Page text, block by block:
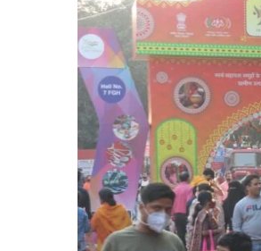
यात्रा का भव्य
को
दिल्ली
कांग्रेस
का
नमन
1 week
भारत
आसफ